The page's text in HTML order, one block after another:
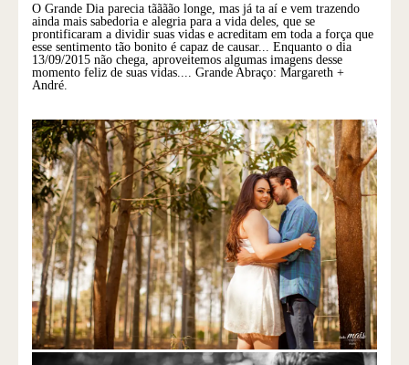
O Grande Dia parecia tãããão longe, mas já ta aí e vem trazendo
ainda mais sabedoria e alegria para a vida deles, que se
prontificaram a dividir suas vidas e acreditam em toda a força que
esse sentimento tão bonito é capaz de causar... Enquanto o dia
13/09/2015 não chega, aproveitemos algumas imagens desse
momento feliz de suas vidas.... Grande Abraço: Margareth +
André.